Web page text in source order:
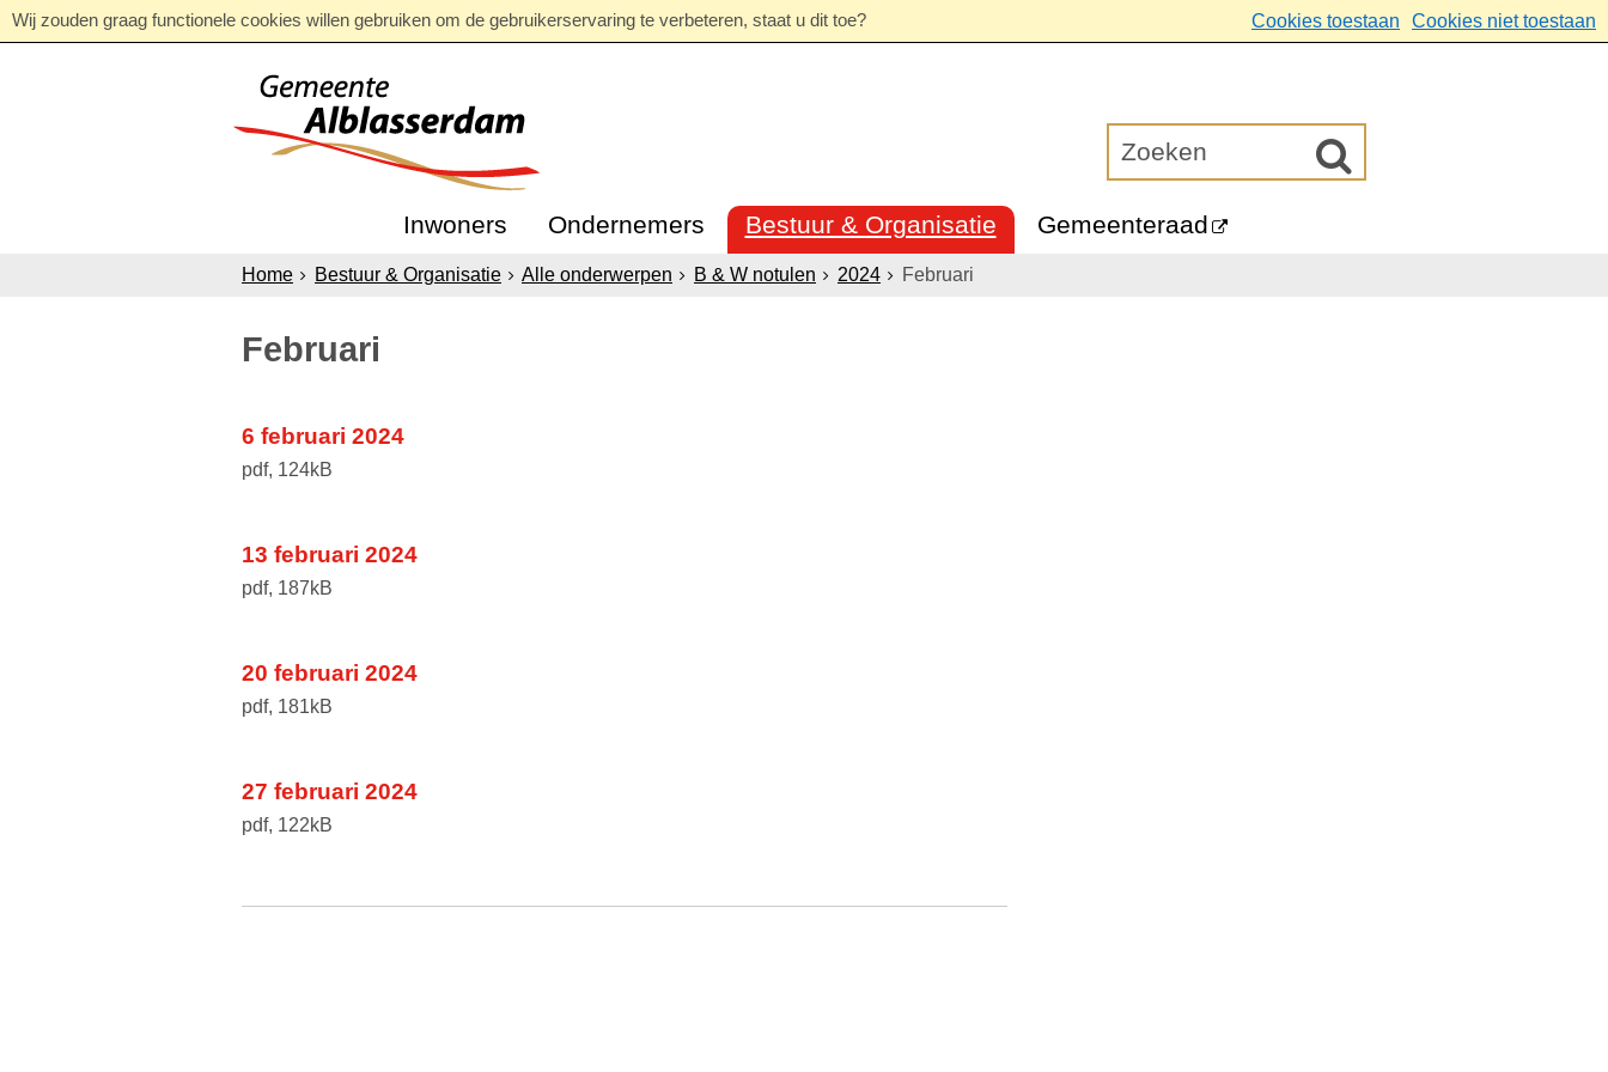
Wij zouden graag functionele cookies willen gebruiken om de gebruikerservaring te verbeteren, staat u dit toe? Cookies toestaan Cookies niet toestaan
Inwoners Ondernemers Bestuur & Organisatie Gemeenteraad
Home Bestuur & Organisatie Alle onderwerpen B & W notulen 2024 Februari
Februari
6 februari 2024
pdf, 124kB
13 februari 2024
pdf, 187kB
20 februari 2024
pdf, 181kB
27 februari 2024
pdf, 122kB